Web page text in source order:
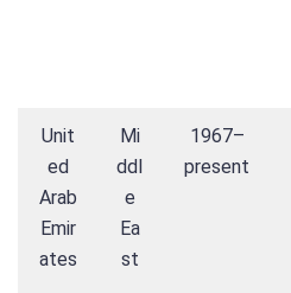
Unit
ed
Arab
Emir
ates
Mi
ddl
e
Ea
st
1967–
present